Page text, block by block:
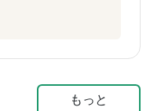
もっと